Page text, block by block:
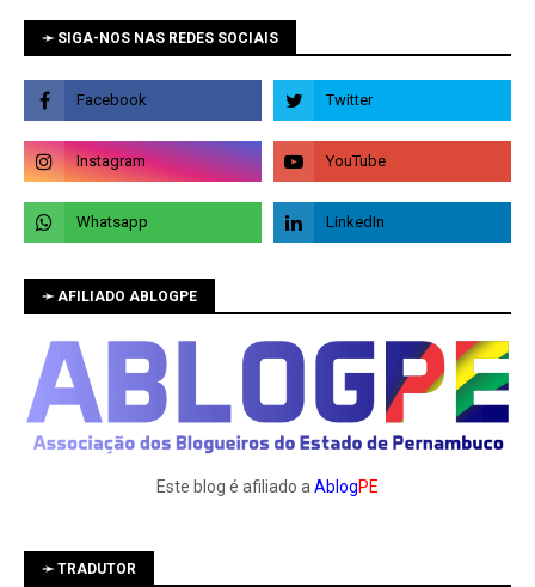
➛ SIGA-NOS NAS REDES SOCIAIS
➛ AFILIADO ABLOGPE
Este blog é afiliado aAblogPE
➛ TRADUTOR